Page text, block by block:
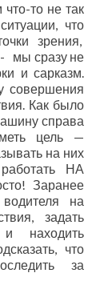
что-то не так
что
зрения,
мы сразу не
и сарказм.
совершения
Как было
справа
цель —
на них
НА
Заранее
на
задать
находить
что
за